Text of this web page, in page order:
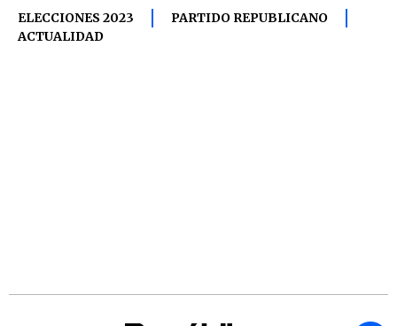
ELECCIONES 2023
PARTIDO REPUBLICANO
ACTUALIDAD